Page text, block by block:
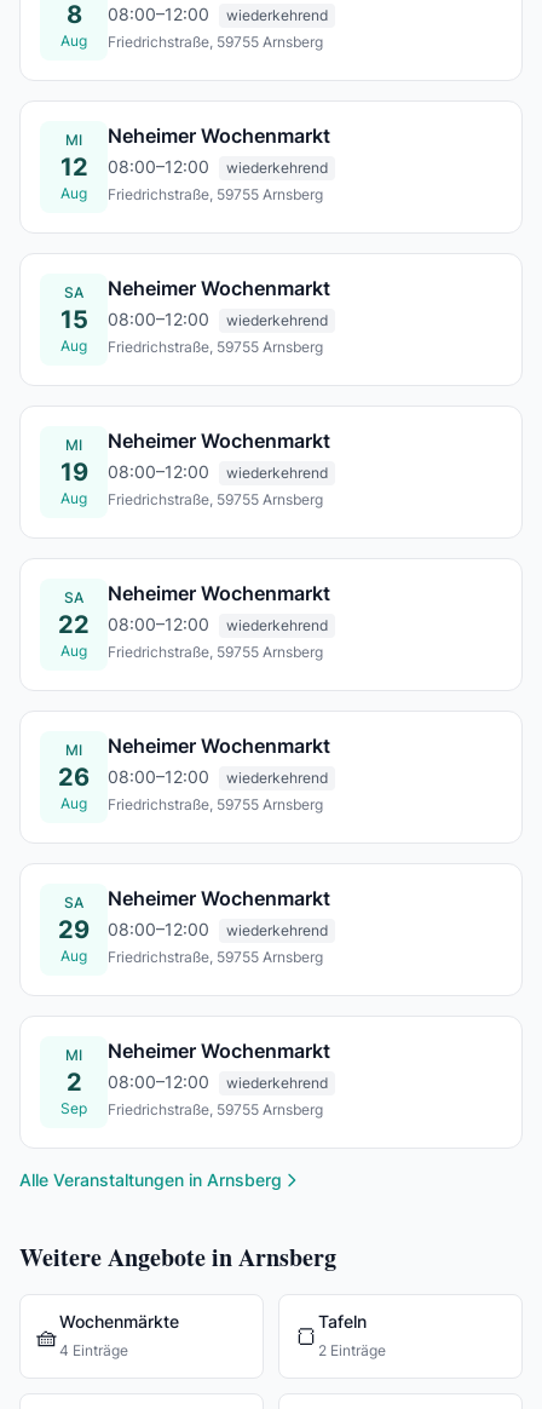
8
Aug
08:00–12:00
wiederkehrend
Friedrichstraße, 59755 Arnsberg
MI
12
Aug
Neheimer Wochenmarkt
08:00–12:00
wiederkehrend
Friedrichstraße, 59755 Arnsberg
SA
15
Aug
Neheimer Wochenmarkt
08:00–12:00
wiederkehrend
Friedrichstraße, 59755 Arnsberg
MI
19
Aug
Neheimer Wochenmarkt
08:00–12:00
wiederkehrend
Friedrichstraße, 59755 Arnsberg
SA
22
Aug
Neheimer Wochenmarkt
08:00–12:00
wiederkehrend
Friedrichstraße, 59755 Arnsberg
MI
26
Aug
Neheimer Wochenmarkt
08:00–12:00
wiederkehrend
Friedrichstraße, 59755 Arnsberg
SA
29
Aug
Neheimer Wochenmarkt
08:00–12:00
wiederkehrend
Friedrichstraße, 59755 Arnsberg
MI
2
Sep
Neheimer Wochenmarkt
08:00–12:00
wiederkehrend
Friedrichstraße, 59755 Arnsberg
Alle Veranstaltungen in Arnsberg
Weitere Angebote in Arnsberg
🧺
Wochenmärkte
4 Einträge 🍞
Tafeln
2 Einträge